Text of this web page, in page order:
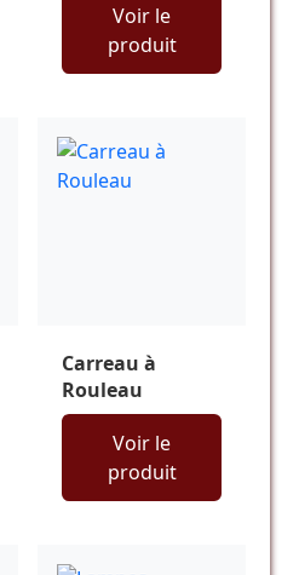
Voir le
produit
Carreau à
Rouleau
Voir le
produit